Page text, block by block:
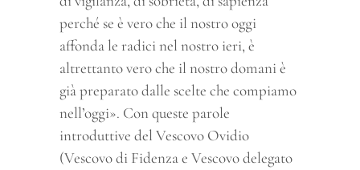
perché se è vero che il nostro oggi
affonda le radici nel nostro ieri, è
altrettanto vero che il nostro domani è
già preparato dalle scelte che compiamo
nell’oggi». Con queste parole
introduttive del Vescovo Ovidio
(Vescovo di Fidenza e Vescovo delegato